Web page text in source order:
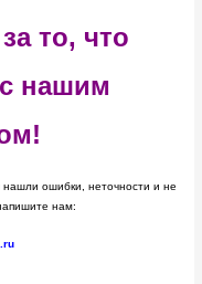
то, что
нашим
нашли ошибки, неточности и не
нам: